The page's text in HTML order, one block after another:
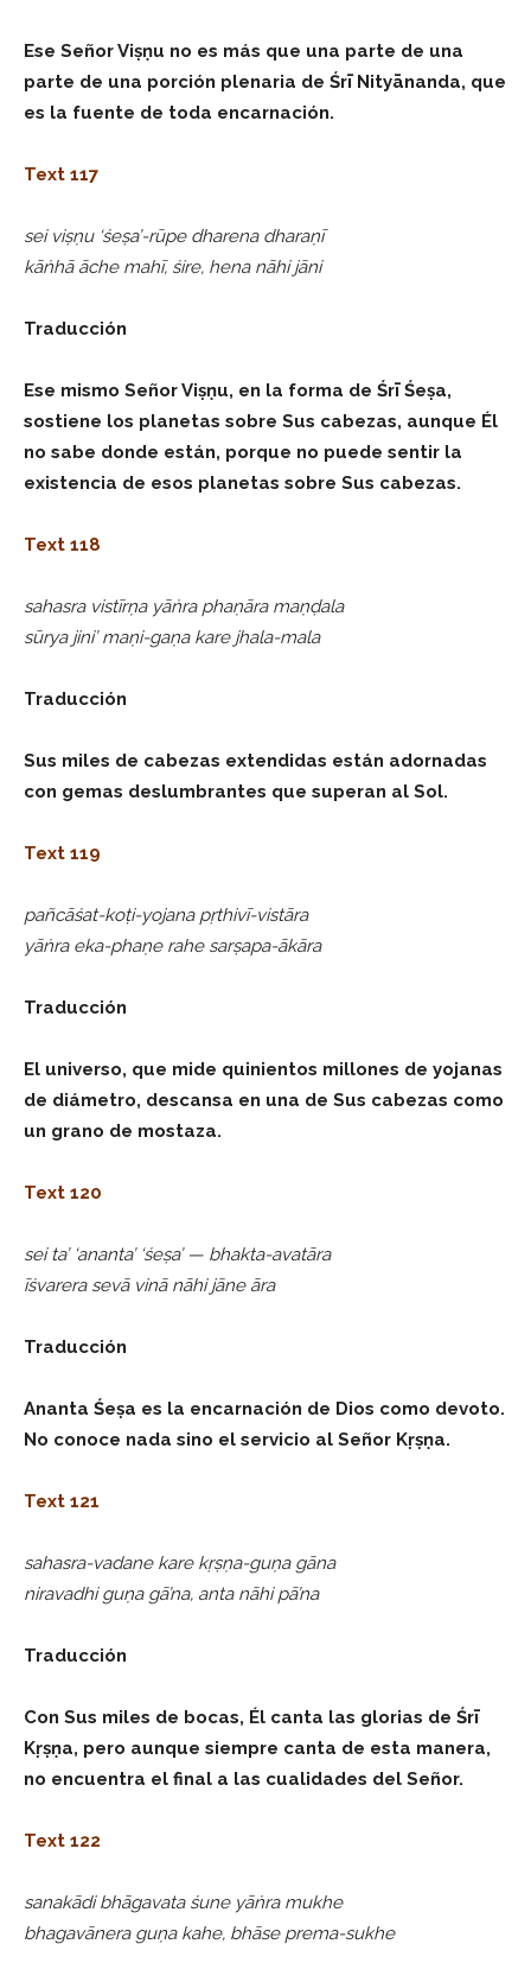
Ese Señor Viṣṇu no es más que una parte de una
parte de una porción plenaria de Śrī Nityānanda, que
es la fuente de toda encarnación.
Text 117
sei viṣṇu ‘śeṣa’-rūpe dharena dharaṇī
kāṅhā āche mahī, śire, hena nāhi jāni
Traducción
Ese mismo Señor Viṣṇu, en la forma de Śrī Śeṣa,
sostiene los planetas sobre Sus cabezas, aunque Él
no sabe donde están, porque no puede sentir la
existencia de esos planetas sobre Sus cabezas.
Text 118
sahasra vistīrṇa yāṅra phaṇāra maṇḍala
sūrya jini’ maṇi-gaṇa kare jhala-mala
Traducción
Sus miles de cabezas extendidas están adornadas
con gemas deslumbrantes que superan al Sol.
Text 119
pañcāśat-koṭi-yojana pṛthivī-vistāra
yāṅra eka-phaṇe rahe sarṣapa-ākāra
Traducción
El universo, que mide quinientos millones de yojanas
de diámetro, descansa en una de Sus cabezas como
un grano de mostaza.
Text 120
sei ta’ ‘ananta’ ‘śeṣa’ — bhakta-avatāra
īśvarera sevā vinā nāhi jāne āra
Traducción
Ananta Śeṣa es la encarnación de Dios como devoto.
No conoce nada sino el servicio al Señor Kṛṣṇa.
Text 121
sahasra-vadane kare kṛṣṇa-guṇa gāna
niravadhi guṇa gā’na, anta nāhi pā’na
Traducción
Con Sus miles de bocas, Él canta las glorias de Śrī
Kṛṣṇa, pero aunque siempre canta de esta manera,
no encuentra el final a las cualidades del Señor.
Text 122
sanakādi bhāgavata śune yāṅra mukhe
bhagavānera guṇa kahe, bhāse prema-sukhe